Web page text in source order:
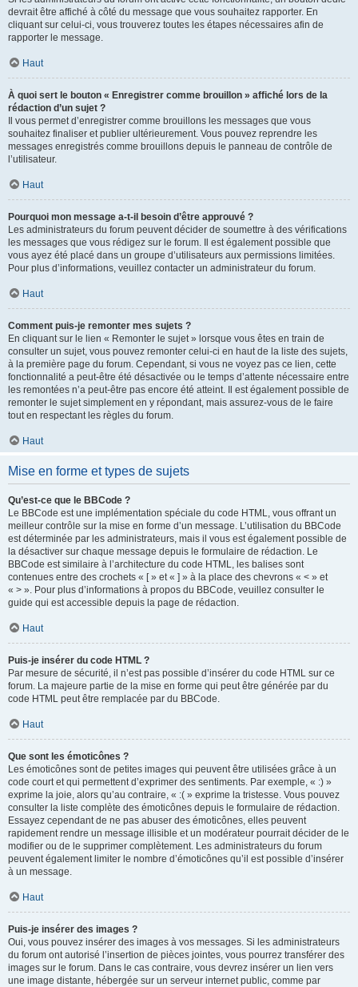
devrait être affiché à côté du message que vous souhaitez rapporter. En
cliquant sur celui-ci, vous trouverez toutes les étapes nécessaires afin de
rapporter le message.
Haut
À quoi sert le bouton « Enregistrer comme brouillon » affiché lors de la
rédaction d’un sujet ?
Il vous permet d’enregistrer comme brouillons les messages que vous
souhaitez finaliser et publier ultérieurement. Vous pouvez reprendre les
messages enregistrés comme brouillons depuis le panneau de contrôle de
l’utilisateur.
Haut
Pourquoi mon message a-t-il besoin d’être approuvé ?
Les administrateurs du forum peuvent décider de soumettre à des vérifications
les messages que vous rédigez sur le forum. Il est également possible que
vous ayez été placé dans un groupe d’utilisateurs aux permissions limitées.
Pour plus d’informations, veuillez contacter un administrateur du forum.
Haut
Comment puis-je remonter mes sujets ?
En cliquant sur le lien « Remonter le sujet » lorsque vous êtes en train de
consulter un sujet, vous pouvez remonter celui-ci en haut de la liste des sujets,
à la première page du forum. Cependant, si vous ne voyez pas ce lien, cette
fonctionnalité a peut-être été désactivée ou le temps d’attente nécessaire entre
les remontées n’a peut-être pas encore été atteint. Il est également possible de
remonter le sujet simplement en y répondant, mais assurez-vous de le faire
tout en respectant les règles du forum.
Haut
Mise en forme et types de sujets
Qu’est-ce que le BBCode ?
Le BBCode est une implémentation spéciale du code HTML, vous offrant un
meilleur contrôle sur la mise en forme d’un message. L’utilisation du BBCode
est déterminée par les administrateurs, mais il vous est également possible de
la désactiver sur chaque message depuis le formulaire de rédaction. Le
BBCode est similaire à l’architecture du code HTML, les balises sont
contenues entre des crochets « [ » et « ] » à la place des chevrons « < » et
« > ». Pour plus d’informations à propos du BBCode, veuillez consulter le
guide qui est accessible depuis la page de rédaction.
Haut
Puis-je insérer du code HTML ?
Par mesure de sécurité, il n’est pas possible d’insérer du code HTML sur ce
forum. La majeure partie de la mise en forme qui peut être générée par du
code HTML peut être remplacée par du BBCode.
Haut
Que sont les émoticônes ?
Les émoticônes sont de petites images qui peuvent être utilisées grâce à un
code court et qui permettent d’exprimer des sentiments. Par exemple, « :) »
exprime la joie, alors qu’au contraire, « :( » exprime la tristesse. Vous pouvez
consulter la liste complète des émoticônes depuis le formulaire de rédaction.
Essayez cependant de ne pas abuser des émoticônes, elles peuvent
rapidement rendre un message illisible et un modérateur pourrait décider de le
modifier ou de le supprimer complètement. Les administrateurs du forum
peuvent également limiter le nombre d’émoticônes qu’il est possible d’insérer
à un message.
Haut
Puis-je insérer des images ?
Oui, vous pouvez insérer des images à vos messages. Si les administrateurs
du forum ont autorisé l’insertion de pièces jointes, vous pourrez transférer des
images sur le forum. Dans le cas contraire, vous devrez insérer un lien vers
une image distante, hébergée sur un serveur internet public, comme par